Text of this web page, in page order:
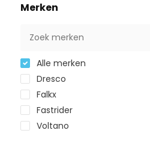
Merken
Alle merken
Dresco
Falkx
Fastrider
Voltano